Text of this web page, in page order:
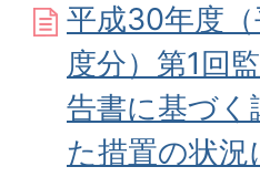
平成30年度
度分）第1回
告書に基づく
た措置の状況